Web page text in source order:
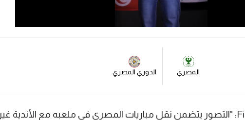
المصري الدوري المصري
وقال حسين لـFilGoal.com: "التصور يتضمن نقل مباريات المصري في ملعبه مع الأندية غير